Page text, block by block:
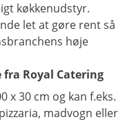
køkkenudstyr.
let at gøre rent så
høje
Royal Catering
x 30 cm og kan f.eks.
madvogn eller